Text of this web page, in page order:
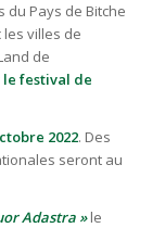
du Pays de Bitche
les villes de
de
le festival de
2022. Des
seront au
Adastra »le